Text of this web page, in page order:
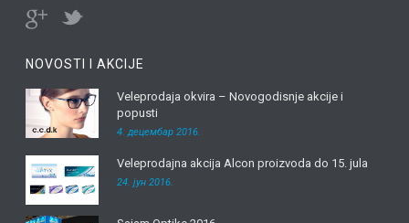
NOVOSTI I AKCIJE
Veleprodaja okvira – Novogodisnje akcije i
popusti
4. децембар 2016.
Veleprodajna akcija Alcon proizvoda do 15. jula
24. јун 2016.